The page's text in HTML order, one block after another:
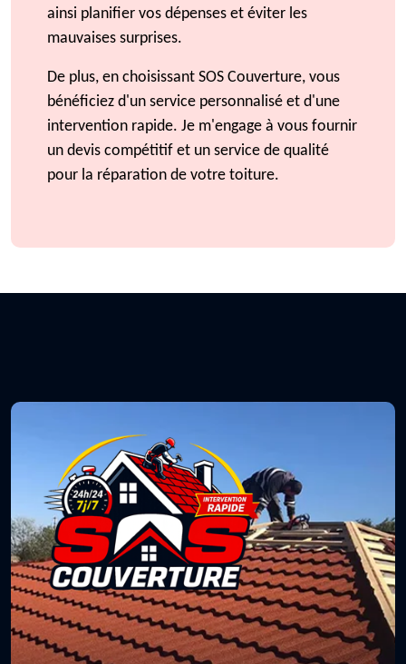
ainsi planifier vos dépenses et éviter les
mauvaises surprises.
De plus, en choisissant SOS Couverture, vous
bénéficiez d'un service personnalisé et d'une
intervention rapide. Je m'engage à vous fournir
un devis compétitif et un service de qualité
pour la réparation de votre toiture.